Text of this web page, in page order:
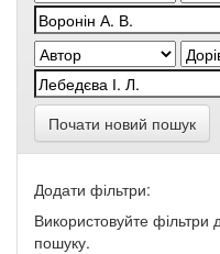
Почати новий пошук
Додати фільтри:
Використовуйте фільтри
пошуку.